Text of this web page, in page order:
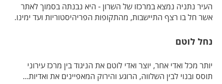
העיר נתניה נמצא במרכזו של השרון - היא נבנתה בסמוך לאתר
אשר חל בו רצף התיישבות, מהתקופות הפריהיסטוריות ועד ימינו.
נחל לוטם
יותר מכל ואדי אחר, יוצר ואדי לוטם את הניגוד בין מרכז עירוני
תוסס ובנוי לבין השלווה, הרוגע והירוק המאפיינים את ואדיות...